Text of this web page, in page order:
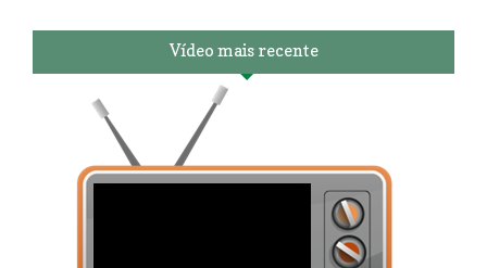
Vídeo mais recente